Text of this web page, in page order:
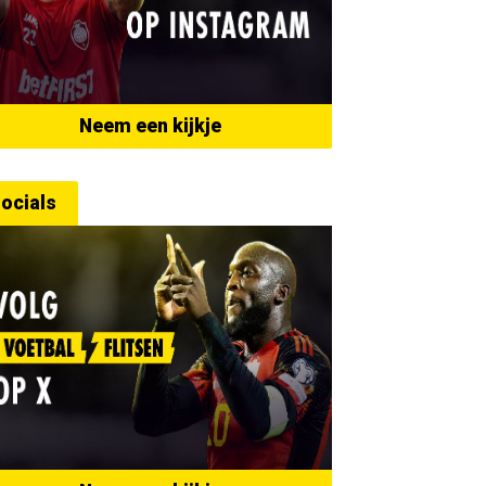
Neem een kijkje